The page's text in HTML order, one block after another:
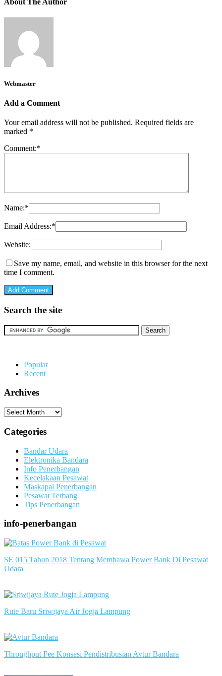
About The Author
Webmaster
Add a Comment
Your email address will not be published. Required fields are
marked *
Comment:*
Name:*
Email Address:*
Website:
Save my name, email, and website in this browser for the next
time I comment.
Search the site
Popular
Recent
Archives
Archives
Categories
Bandar Udara
Elektronika Bandara
Info Penerbangan
Kecelakaan Pesawat
Maskapai Penerbangan
Pesawat Terbang
Tips Penerbangan
info-penerbangan
SE 015 Tahun 2018 Tentang Membawa Power Bank Di Pesawat
Udara
Rute Baru Sriwijaya Air Jogja Lampung
Throughput Fee Konsesi Pendistribusian Avtur Bandara